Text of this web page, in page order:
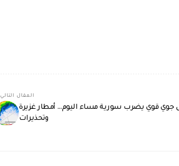
المقال التالي
قوي يضرب سورية مساء اليوم… أمطار غزيرة
وتحذيرات